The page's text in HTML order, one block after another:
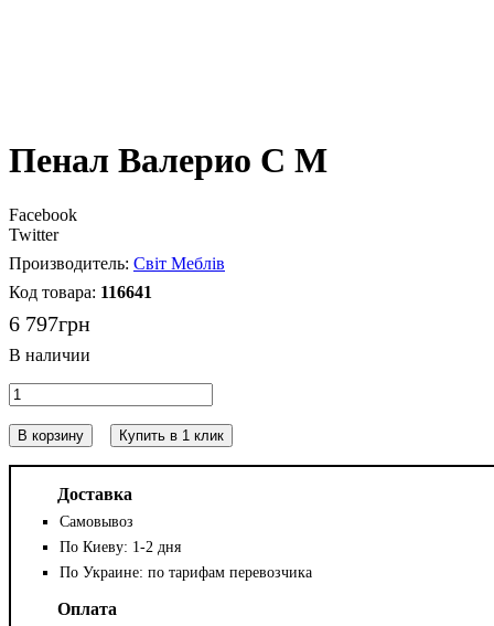
Пенал Валерио С М
Facebook
Twitter
Світ Меблів
116641
6 797грн
В корзину Купить в 1 клик
Доставка
Самовывоз
По Киеву: 1-2 дня
По Украине: по тарифам перевозчика
Оплата